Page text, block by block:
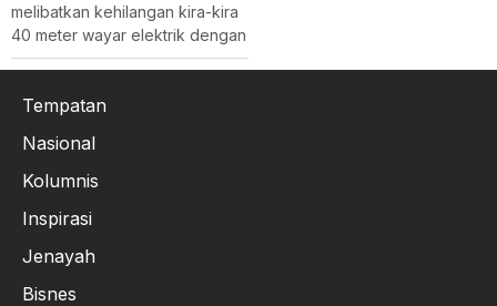
melibatkan kehilangan kira-kira
40 meter wayar elektrik dengan
Tempatan
Nasional
Kolumnis
Inspirasi
Jenayah
Bisnes